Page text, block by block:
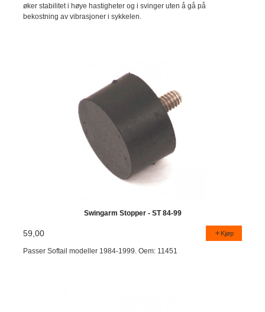
øker stabilitet i høye hastigheter og i svinger uten å gå på
bekostning av vibrasjoner i sykkelen.
Swingarm Stopper - ST 84-99
59,00 Kjøp
Passer Softail modeller 1984-1999. Oem: 11451